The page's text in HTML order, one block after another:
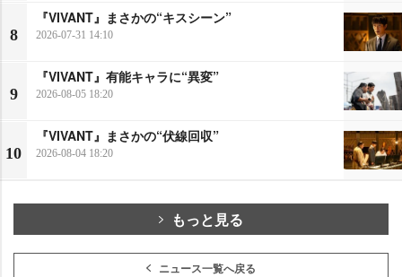
8
『VIVANT』まさかの“キスシーン”
2026-07-31 14:10
9
『VIVANT』有能キャラに“異変”
2026-08-05 18:20
10
『VIVANT』まさかの“伏線回収”
2026-08-04 18:20
もっと見る
ニュース一覧へ戻る